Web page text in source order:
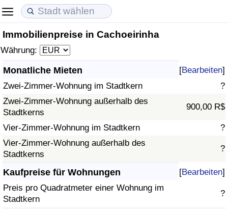
Immobilienpreise in Cachoeirinha
Währung:
Monatliche Mieten [Bearbeiten]
Zwei-Zimmer-Wohnung im Stadtkern
?
Zwei-Zimmer-Wohnung außerhalb des
Stadtkerns
900,00 R$
Vier-Zimmer-Wohnung im Stadtkern
?
Vier-Zimmer-Wohnung außerhalb des
Stadtkerns
?
Kaufpreise für Wohnungen [Bearbeiten]
Preis pro Quadratmeter einer Wohnung im
Stadtkern
?
Lebenshaltungskosten
Lebenshaltungskosten-Index (aktuell)
Lebenshaltungskosten-Index
Lebenshaltungskosten-Index nach Land
in Akaba
Immobilienpreise
Immobilienpreis-Index (aktuell)
Immobilienpreis-Index
Immobilienpreis-Index nach Land
Lebensqualität
Lebensqualität-Index
Lebensqualität-Index (aktuell)
Lebensqualitätsindex nach Land
Kriminalität
Kriminalitäts-Index (aktuell)
Kriminalitäts-Index